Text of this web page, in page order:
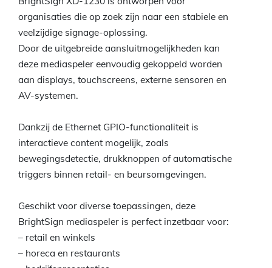
organisaties die op zoek zijn naar een stabiele en
veelzijdige signage-oplossing.
Door de uitgebreide aansluitmogelijkheden kan
deze mediaspeler eenvoudig gekoppeld worden
aan displays, touchscreens, externe sensoren en
AV-systemen.
Dankzij de Ethernet GPIO-functionaliteit is
interactieve content mogelijk, zoals
bewegingsdetectie, drukknoppen of automatische
triggers binnen retail- en beursomgevingen.
Geschikt voor diverse toepassingen, deze
BrightSign mediaspeler is perfect inzetbaar voor:
– retail en winkels
– horeca en restaurants